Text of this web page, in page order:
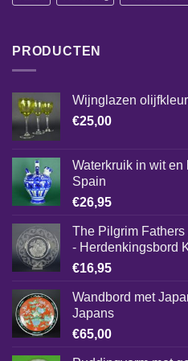
PRODUCTEN
Wijnglazen
€25,00
Waterkruik in wit
Spain
€26,95
The Pilgrim
- Herdenkingsbord
€16,95
Wandbord met
Japans
€65,00